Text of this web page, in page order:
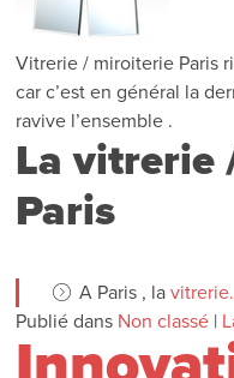
Vitrerie / miroiterie Paris
car c’est en général la
ravive l’ensemble .
La vitrerie
Paris
A Paris , la
Publié dans Non classé |